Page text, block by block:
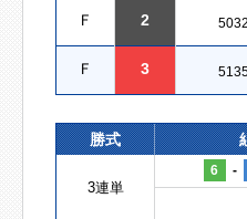
Ｆ 2 5032
Ｆ 3
勝式
3連単
6 -